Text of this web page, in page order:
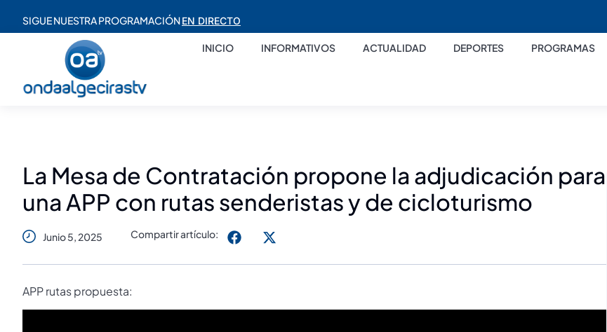
SIGUE NUESTRA PROGRAMACIÓNEN DIRECTO
INICIO INFORMATIVOS ACTUALIDAD DEPORTES PROGRAMAS
La Mesa de Contratación propone la adjudicación para
una APP con rutas senderistas y de cicloturismo
Junio 5, 2025 Compartir artículo:
APP rutas propuesta: